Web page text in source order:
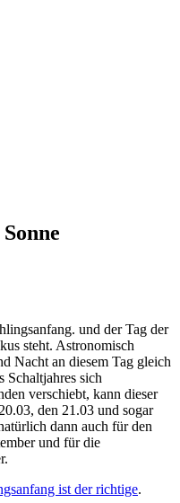
und der Tag der
steht. Astronomisch
Nacht an diesem Tag gleich
Schaltjahres sich
verschiebt, kann dieser
den 21.03 und sogar
dann auch für den
und für die
ist der richtige.